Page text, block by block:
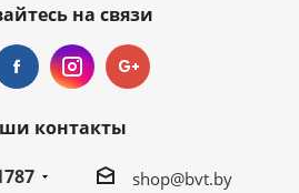
на связи
контакты
shop@bvt.by